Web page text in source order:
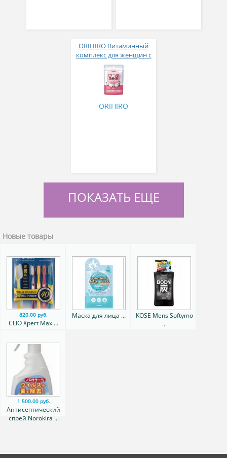
ORIHIRO Витаминный
комплекс для женщин с
витамином D, фолиевой
кислотой и железом №
120
ORIHIRO
ПОКАЗАТЬ ЕЩЕ
Новые товары
820.00 руб.
CLIO Xpert Max ...
Маска для лица ...
KOSE Mens Softymo
...
1 500.00 руб.
Антисептический
спрей Norokira ...